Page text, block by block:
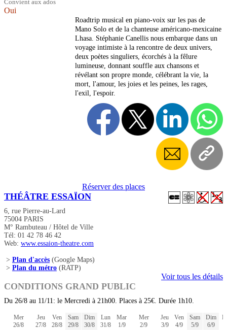
Convient aux ados
Oui
Roadtrip musical en piano-voix sur les pas de
Mano Solo et de la chanteuse américano-mexicaine
Lhasa. Stéphanie Canellis nous embarque dans un
voyage intimiste à la rencontre de deux univers,
deux poètes singuliers, écorchés à la fêlure
lumineuse, donnant souffle aux chansons et
révélant son propre monde, célébrant la vie, la
mort, l'amour, les joies et les peines, les rages,
l'exil, l'espoir.
Réserver des places
THÉÂTRE ESSAÏON
6, rue Pierre-au-Lard
75004 PARIS
M° Rambuteau / Hôtel de Ville
Tél: 01 42 78 46 42
Web: www.essaion-theatre.com
> Plan d'accès (Google Maps)
> Plan du métro (RATP)
Voir tous les détails
CONDITIONS GRAND PUBLIC
Du 26/8 au 11/11: le Mercredi à 21h00. Places à 25€. Durée 1h10.
Mer
26/8
Jeu
27/8
Ven
28/8
Sam
29/8
Dim
30/8
Lun
31/8
Mar
1/9
Mer
2/9
Jeu
3/9
Ven
4/9
Sam
5/9
Dim
6/9